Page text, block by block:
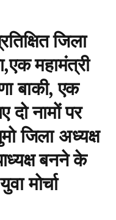
जिला
महामंत्री
बाकी, एक
नामों पर
जिला अध्यक्ष
बनने के
मोर्चा